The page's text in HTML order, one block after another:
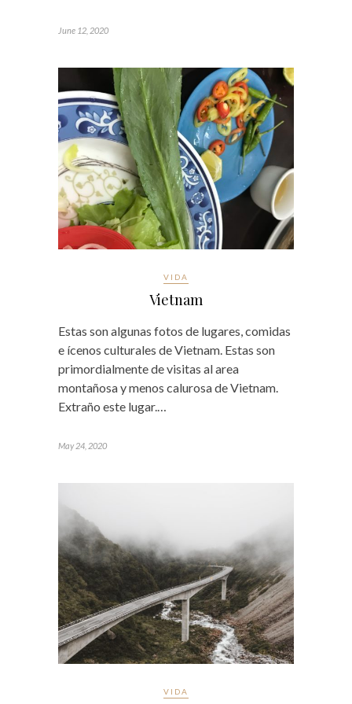
June 12, 2020
VIDA
Vietnam
Estas son algunas fotos de lugares, comidas
e ícenos culturales de Vietnam. Estas son
primordialmente de visitas al area
montañosa y menos calurosa de Vietnam.
Extraño este lugar.…
May 24, 2020
VIDA